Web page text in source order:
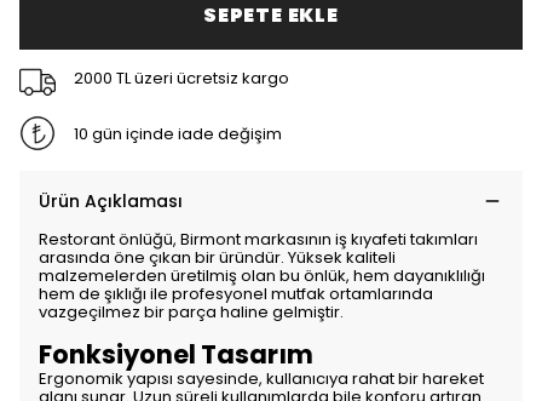
SEPETE EKLE
2000 TL üzeri ücretsiz kargo
10 gün içinde iade değişim
Ürün Açıklaması
Restorant önlüğü, Birmont markasının iş kıyafeti takımları
arasında öne çıkan bir üründür. Yüksek kaliteli
malzemelerden üretilmiş olan bu önlük, hem dayanıklılığı
hem de şıklığı ile profesyonel mutfak ortamlarında
vazgeçilmez bir parça haline gelmiştir.
Fonksiyonel Tasarım
Ergonomik yapısı sayesinde, kullanıcıya rahat bir hareket